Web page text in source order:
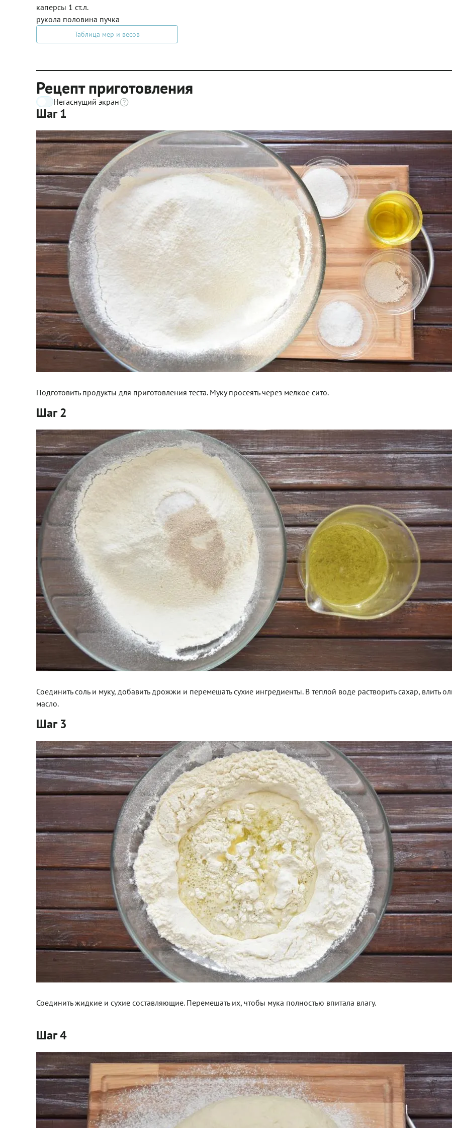
каперсы 1 ст.л.
рукола половина пучка
Таблица мер и весов
Рецепт приготовления
Негаснущий экран
Шаг 1
Подготовить продукты для приготовления теста. Муку просеять через мелкое сито.
Шаг 2
Соединить соль и муку, добавить дрожжи и перемешать сухие ингредиенты. В теплой воде растворить сахар, влить
масло.
Шаг 3
Соединить жидкие и сухие составляющие. Перемешать их, чтобы мука полностью впитала влагу.
Шаг 4